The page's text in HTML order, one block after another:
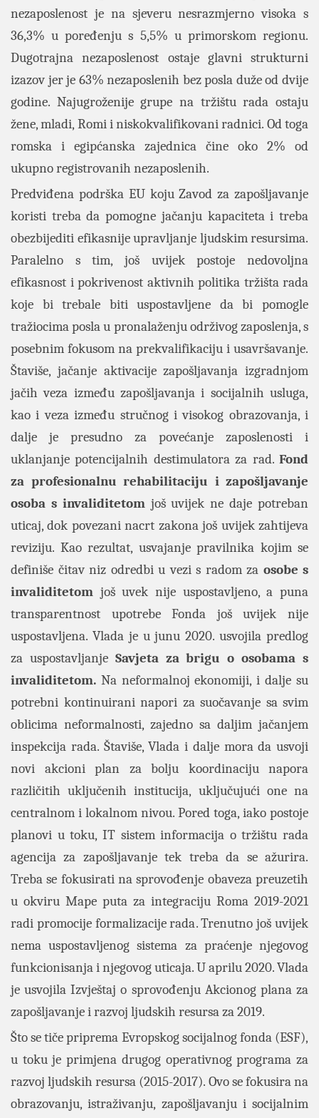
nezaposlenost je na sjeveru nesrazmjerno visoka s
36,3% u poređenju s 5,5% u primorskom regionu.
Dugotrajna nezaposlenost ostaje glavni strukturni
izazov jer je 63% nezaposlenih bez posla duže od dvije
godine. Najugroženije grupe na tržištu rada ostaju
žene, mladi, Romi i niskokvalifikovani radnici. Od toga
romska i egipćanska zajednica čine oko 2% od
ukupno registrovanih nezaposlenih.
Predviđena podrška EU koju Zavod za zapošljavanje
koristi treba da pomogne jačanju kapaciteta i treba
obezbijediti efikasnije upravljanje ljudskim resursima.
Paralelno s tim, još uvijek postoje nedovoljna
efikasnost i pokrivenost aktivnih politika tržišta rada
koje bi trebale biti uspostavljene da bi pomogle
tražiocima posla u pronalaženju održivog zaposlenja, s
posebnim fokusom na prekvalifikaciju i usavršavanje.
Štaviše, jačanje aktivacije zapošljavanja izgradnjom
jačih veza između zapošljavanja i socijalnih usluga,
kao i veza između stručnog i visokog obrazovanja, i
dalje je presudno za povećanje zaposlenosti i
uklanjanje potencijalnih destimulatora za rad. Fond
za profesionalnu rehabilitaciju i zapošljavanje
osoba s invaliditetomjoš uvijek ne daje potreban
uticaj, dok povezani nacrt zakona još uvijek zahtijeva
reviziju. Kao rezultat, usvajanje pravilnika kojim se
definiše čitav niz odredbi u vezi s radom za osobe s
invaliditetom još uvek nije uspostavljeno, a puna
transparentnost upotrebe Fonda još uvijek nije
uspostavljena. Vlada je u junu 2020. usvojila predlog
za uspostavljanje Savjeta za brigu o osobama s
invaliditetom. Na neformalnoj ekonomiji, i dalje su
potrebni kontinuirani napori za suočavanje sa svim
oblicima neformalnosti, zajedno sa daljim jačanjem
inspekcija rada. Štaviše, Vlada i dalje mora da usvoji
novi akcioni plan za bolju koordinaciju napora
različitih uključenih institucija, uključujući one na
centralnom i lokalnom nivou. Pored toga, iako postoje
planovi u toku, IT sistem informacija o tržištu rada
agencija za zapošljavanje tek treba da se ažurira.
Treba se fokusirati na sprovođenje obaveza preuzetih
u okviru Mape puta za integraciju Roma 2019-2021
radi promocije formalizacije rada. Trenutno još uvijek
nema uspostavljenog sistema za praćenje njegovog
funkcionisanja i njegovog uticaja. U aprilu 2020. Vlada
je usvojila Izvještaj o sprovođenju Akcionog plana za
zapošljavanje i razvoj ljudskih resursa za 2019.
Što se tiče priprema Evropskog socijalnog fonda (ESF),
u toku je primjena drugog operativnog programa za
razvoj ljudskih resursa (2015-2017). Ovo se fokusira na
obrazovanju, istraživanju, zapošljavanju i socijalnim